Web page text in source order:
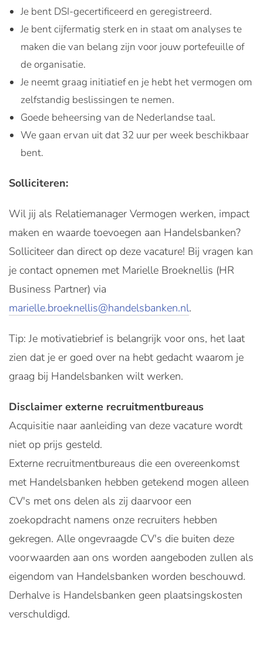
Je bent DSI-gecertificeerd en geregistreerd.
Je bent cijfermatig sterk en in staat om analyses te
maken die van belang zijn voor jouw portefeuille of
de organisatie.
Je neemt graag initiatief en je hebt het vermogen om
zelfstandig beslissingen te nemen.
Goede beheersing van de Nederlandse taal.
We gaan ervan uit dat 32 uur per week beschikbaar
bent.
Solliciteren:
Wil jij als Relatiemanager Vermogen werken, impact
maken en waarde toevoegen aan Handelsbanken?
Solliciteer dan direct op deze vacature! Bij vragen kan
je contact opnemen met Marielle Broeknellis (HR
Business Partner) via
marielle.broeknellis@handelsbanken.nl.
Tip: Je motivatiebrief is belangrijk voor ons, het laat
zien dat je er goed over na hebt gedacht waarom je
graag bij Handelsbanken wilt werken.
Disclaimer externe recruitmentbureaus
Acquisitie naar aanleiding van deze vacature wordt
niet op prijs gesteld.
Externe recruitmentbureaus die een overeenkomst
met Handelsbanken hebben getekend mogen alleen
CV's met ons delen als zij daarvoor een
zoekopdracht namens onze recruiters hebben
gekregen. Alle ongevraagde CV's die buiten deze
voorwaarden aan ons worden aangeboden zullen als
eigendom van Handelsbanken worden beschouwd.
Derhalve is Handelsbanken geen plaatsingskosten
verschuldigd.